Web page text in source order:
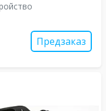
Предзаказ